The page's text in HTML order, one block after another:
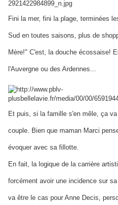
Fini la mer, fini la plage, terminées
Sud en toutes saisons, plus de
Mère!" C'est, la douche écossaise!
l'Auvergne ou des Ardennes...
Et puis, si la famille s'en mêle, ça
couple. Bien que maman Marci
évoquer avec sa fillotte.
En fait, la logique de la carrière
forcément avoir une incidence sur
va être le cas pour Anne Decis,